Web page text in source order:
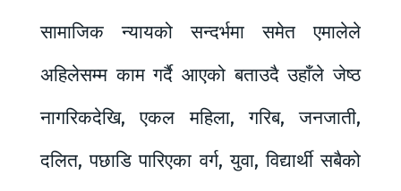
सामाजिक न्यायको सन्दर्भमा समेत एमालेले
अहिलेसम्म काम गर्दै आएको बताउदै उहाँले जेष्ठ
नागरिकदेखि, एकल महिला, गरिब, जनजाती,
दलित, पछाडि पारिएका वर्ग, युवा, विद्यार्थी सबैको